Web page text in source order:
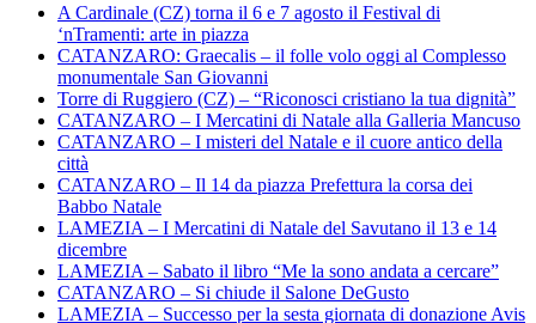
A Cardinale (CZ) torna il 6 e 7 agosto il Festival di
‘nTramenti: arte in piazza
CATANZARO: Graecalis – il folle volo oggi al Complesso
monumentale San Giovanni
Torre di Ruggiero (CZ) – “Riconosci cristiano la tua dignità”
CATANZARO – I Mercatini di Natale alla Galleria Mancuso
CATANZARO – I misteri del Natale e il cuore antico della
città
CATANZARO – Il 14 da piazza Prefettura la corsa dei
Babbo Natale
LAMEZIA – I Mercatini di Natale del Savutano il 13 e 14
dicembre
LAMEZIA – Sabato il libro “Me la sono andata a cercare”
CATANZARO – Si chiude il Salone DeGusto
LAMEZIA – Successo per la sesta giornata di donazione Avis